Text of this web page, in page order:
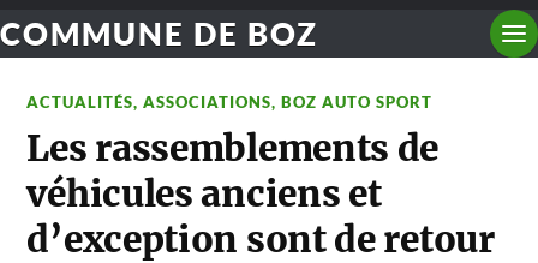
COMMUNE DE BOZ
ACTUALITÉS,ASSOCIATIONS,BOZ AUTO SPORT
Les rassemblements de
véhicules anciens et
d’exception sont de retour